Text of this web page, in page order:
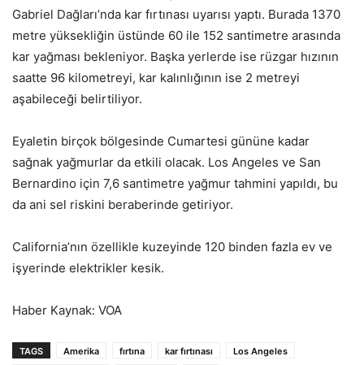
Gabriel Dağları’nda kar fırtınası uyarısı yaptı. Burada 1370
metre yüksekliğin üstünde 60 ile 152 santimetre arasında
kar yağması bekleniyor. Başka yerlerde ise rüzgar hızının
saatte 96 kilometreyi, kar kalınlığının ise 2 metreyi
aşabileceği belirtiliyor.
Eyaletin birçok bölgesinde Cumartesi gününe kadar
sağnak yağmurlar da etkili olacak. Los Angeles ve San
Bernardino için 7,6 santimetre yağmur tahmini yapıldı, bu
da ani sel riskini beraberinde getiriyor.
California’nın özellikle kuzeyinde 120 binden fazla ev ve
işyerinde elektrikler kesik.
Haber Kaynak: VOA
TAGS Amerika fırtına kar fırtınası
Los Angeles